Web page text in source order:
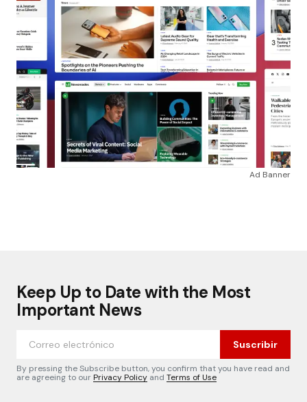
Ad Banner
Keep Up to Date with the Most
Important News
Suscribir
By pressing the Subscribe button, you confirm that you have read and
are agreeing to ourPrivacy Policy and Terms of Use